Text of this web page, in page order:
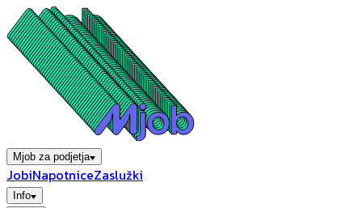
Mjob za podjetja
JobiNapotniceZaslužki
Info